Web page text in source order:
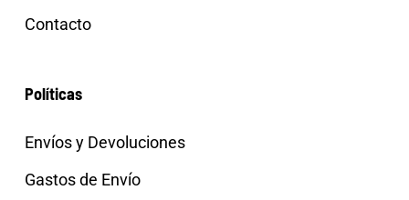
Contacto
Políticas
Envíos y Devoluciones
Gastos de Envío